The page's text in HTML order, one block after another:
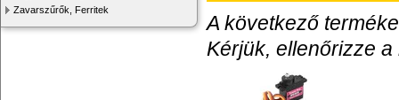
Zavarszűrők, Ferritek
A következő
Kérjük, ellenőrizze